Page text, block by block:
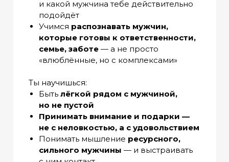
и какой мужчина тебе действительно
подойдёт
Учимся распознавать мужчин,
которые готовы к ответственности,
семье, заботе — а не просто
«влюблённые, но с комплексами»
Ты научишься:
Быть лёгкой рядом с мужчиной,
но не пустой
Принимать внимание и подарки —
не с неловкостью, а с удовольствием
Понимать мышление ресурсного,
сильного мужчины — и выстраивать